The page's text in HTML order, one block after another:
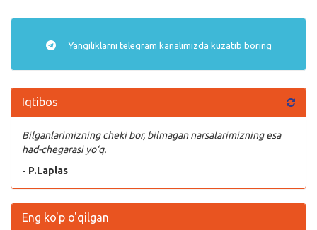
Yangiliklarni telegram kanalimizda kuzatib boring
Iqtibos
Bilganlarimizning cheki bor, bilmagan narsalarimizning esa
had-chegarasi yo‘q.
- P.Laplas
Eng ko'p o'qilgan